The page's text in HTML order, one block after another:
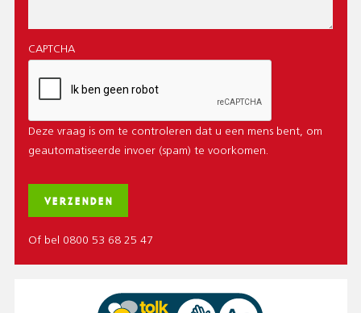
CAPTCHA
Deze vraag is om te controleren dat u een mens bent, om
geautomatiseerde invoer (spam) te voorkomen.
Of bel 0800 53 68 25 47